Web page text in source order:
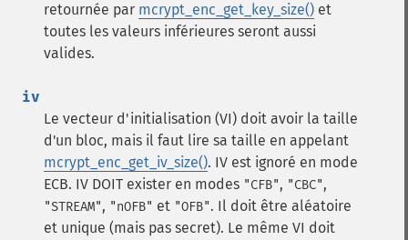
retournée par mcrypt_enc_get_key_size() et
toutes les valeurs inférieures seront aussi
valides.
iv
Le vecteur d'initialisation (VI) doit avoir la taille
d'un bloc, mais il faut lire sa taille en appelant
mcrypt_enc_get_iv_size(). IV est ignoré en mode
ECB. IV DOIT exister en modes "CFB", "CBC",
"STREAM", "nOFB" et "OFB". Il doit être aléatoire
et unique (mais pas secret). Le même VI doit